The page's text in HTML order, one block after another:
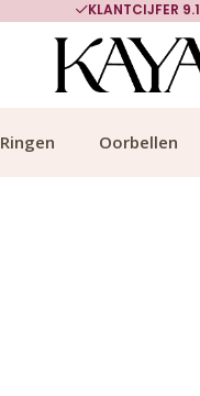
KLANTCIJFER 9.1
Ringen Oorbellen